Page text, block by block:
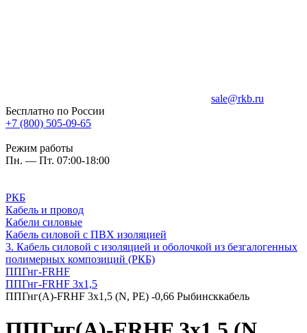
sale@rkb.ru
Бесплатно по России
+7 (800) 505-09-65
Режим работы
Пн. — Пт. 07:00-18:00
РКБ
Кабель и провод
Кабели силовые
Кабель силовой с ПВХ изоляцией
3. Кабель силовой с изоляцией и оболочкой из безгалогенных
полимерных композиций (РКБ)
ППГнг-FRHF
ППГнг-FRHF 3х1,5
ППГнг(А)-FRHF 3х1,5 (N, PE) -0,66 Рыбинсккабель